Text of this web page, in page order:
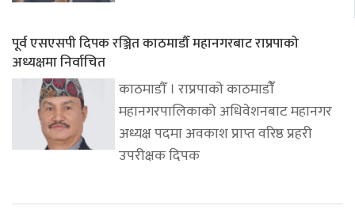
पूर्व एसएसपी दिपक रञ्जित काठमाडौँ महानगरबाट राप्रपाको
अध्यक्षमा निर्वाचित
काठमाडौँ । राप्रपाको काठमाडौंँ
महानगरपालिकाको अधिवेशनबाट महानगर
अध्यक्ष पदमा अवकाश प्राप्त वरिष्ठ प्रहरी
उपरीक्षक दिपक